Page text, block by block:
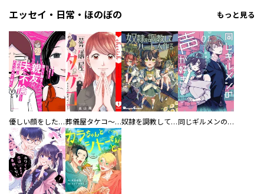
エッセイ・日常・ほのぼの もっと見る
優しい顔をした親友は、夫と不倫して私の家に入り込んできた。 葬儀屋タケコ～あなたの最期、叶えます【電子単行本版】 奴隷を調教してハーレム作る 同じギルメンの声が好き